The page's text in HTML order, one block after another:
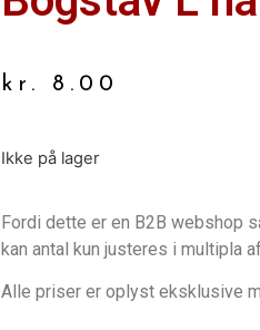
kr. 8.00
Ikke på lager
Fordi dette er en B2B webshop
kan antal kun justeres i multipla
Alle priser er oplyst eksklusive